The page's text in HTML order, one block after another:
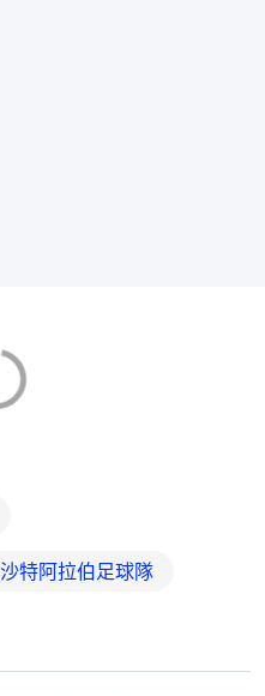
沙特阿拉伯足球隊